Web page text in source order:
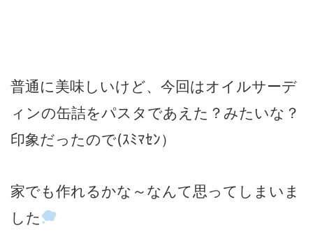
普通に美味しいけど、今回はオイルサーデ
ィンの缶詰をパスタであえた？みたいな？
印象だったので(ｽﾐﾏｾﾝ）
家でも作れるかな～なんて思ってしまいま
した